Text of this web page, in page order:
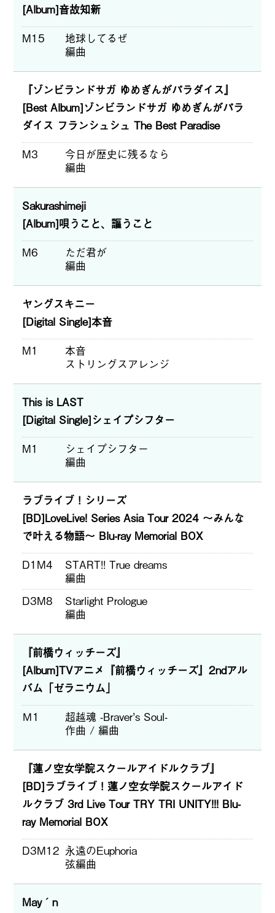
[Album]音故知新
M15
地球してるぜ
編曲
『ゾンビランドサガ ゆめぎんがパラダイス』
[Best Album]ゾンビランドサガ ゆめぎんがパラ
ダイス フランシュシュ The Best Paradise
M3
今日が歴史に残るなら
編曲
Sakurashimeji
[Album]唄うこと、謳うこと
M6
ただ君が
編曲
ヤングスキニー
[Digital Single]本音
M1
本音
ストリングスアレンジ
This is LAST
[Digital Single]シェイプシフター
M1
シェイプシフター
編曲
ラブライブ！シリーズ
[BD]LoveLive! Series Asia Tour 2024 ～みんな
で叶える物語～ Blu-ray Memorial BOX
D1M4
START!! True dreams
編曲
D3M8
Starlight Prologue
編曲
『前橋ウィッチーズ』
[Album]TVアニメ『前橋ウィッチーズ』2ndアル
バム「ゼラニウム」
Ｍ1
超越魂 -Braver’s Soul-
作曲 / 編曲
『蓮ノ空女学院スクールアイドルクラブ』
[BD]ラブライブ！蓮ノ空女学院スクールアイド
ルクラブ 3rd Live Tour TRY TRI UNITY!!! Blu-
ray Memorial BOX
D3M12 永遠のEuphoria
弦編曲
May´n